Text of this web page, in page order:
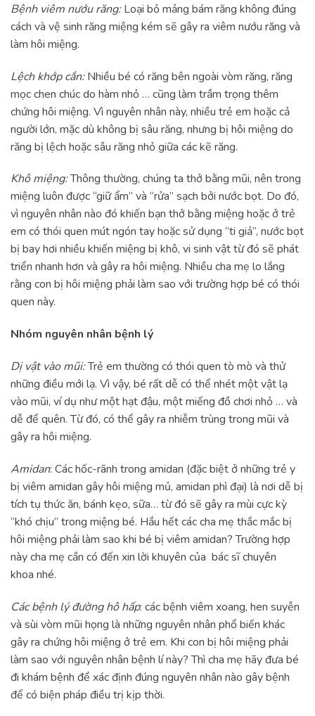
Bệnh viêm nướu răng:Loại bỏ mảng bám răng không đúng
cách và vệ sinh răng miệng kém sẽ gây ra viêm nướu răng và
làm hôi miệng.
Lệch khớp cắn:Nhiều bé có răng bên ngoài vòm răng, răng
mọc chen chúc do hàm nhỏ … cũng làm trầm trọng thêm
chứng hôi miệng. Vì nguyên nhân này, nhiều trẻ em hoặc cả
người lớn, mặc dù không bị sâu răng, nhưng bị hôi miệng do
răng bị lệch hoặc sâu răng nhỏ giữa các kẽ răng.
Khô miệng:Thông thường, chúng ta thở bằng mũi, nên trong
miệng luôn được “giữ ẩm” và “rửa” sạch bởi nước bọt. Do đó,
vì nguyên nhân nào đó khiến bạn thở bằng miệng hoặc ở trẻ
em có thói quen mút ngón tay hoặc sử dụng “ti giả”, nước bọt
bị bay hơi nhiều khiến miệng bị khô, vi sinh vật từ đó sẽ phát
triển nhanh hơn và gây ra hôi miệng. Nhiều cha mẹ lo lắng
rằng con bị hôi miệng phải làm sao với trường hợp bé có thói
quen này.
Nhóm nguyên nhân bệnh lý
Dị vật vào mũi:Trẻ em thường có thói quen tò mò và thử
những điều mới lạ. Vì vậy, bé rất dễ có thể nhét một vật lạ
vào mũi, ví dụ như một hạt đậu, một miếng đồ chơi nhỏ … và
dễ để quên. Từ đó, có thể gây ra nhiễm trùng trong mũi và
gây ra hôi miệng.
Amidan: Các hốc-rãnh trong amidan (đặc biệt ở những trẻ y
bị viêm amidan gây hôi miệng mủ, amidan phì đại) là nơi dễ bị
tích tụ thức ăn, bánh kẹo, sữa… từ đó sẽ gây ra mùi cực kỳ
“khó chịu” trong miệng bé. Hầu hết các cha mẹ thắc mắc bị
hôi miệng phải làm sao khi bé bị viêm amidan? Trường hợp
này cha mẹ cần có đến xin lời khuyên của bác sĩ chuyên
khoa nhé.
Các bệnh lý đường hô hấp: các bệnh viêm xoang, hen suyễn
và sùi vòm mũi họng là những nguyên nhân phổ biến khác
gây ra chứng hôi miệng ở trẻ em. Khi con bị hôi miệng phải
làm sao với nguyên nhân bệnh lí này? Thì cha mẹ hãy đưa bé
đi khám bệnh để xác định đúng nguyên nhân nào gây bệnh
để có biện pháp điều trị kịp thời.